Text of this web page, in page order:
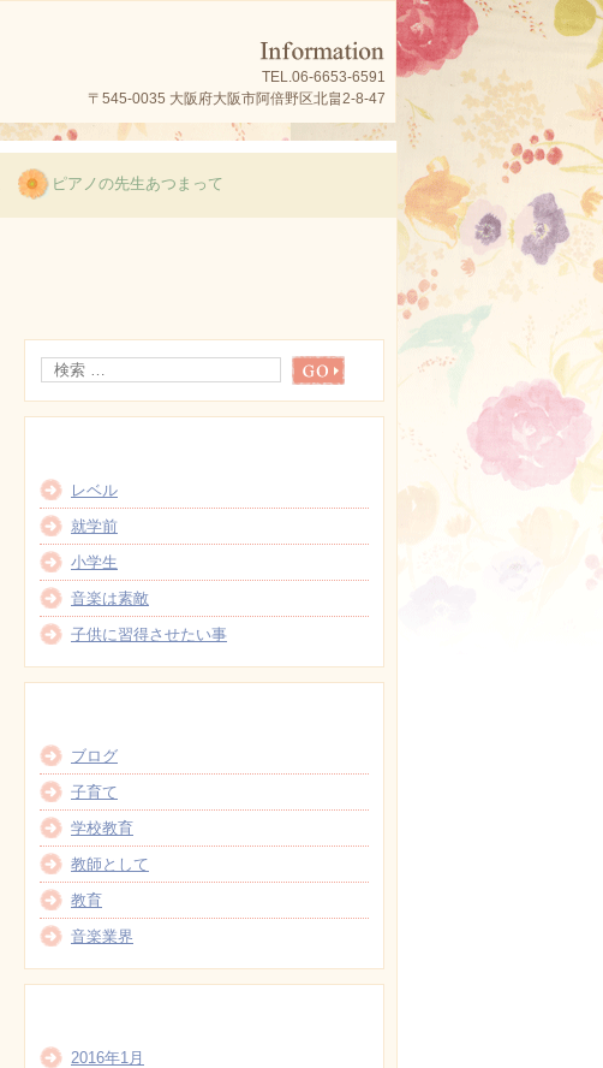
TEL.06-6653-6591
〒545-0035 大阪府大阪市阿倍野区北畠2-8-47
ピアノの先生あつまって
レベル
就学前
小学生
音楽は素敵
子供に習得させたい事
ブログ
子育て
学校教育
教師として
教育
音楽業界
2016年1月